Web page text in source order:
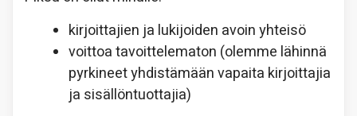
kirjoittajien ja lukijoiden avoin yhteisö
voittoa tavoittelematon (olemme lähinnä
pyrkineet yhdistämään vapaita kirjoittajia
ja sisällöntuottajia)